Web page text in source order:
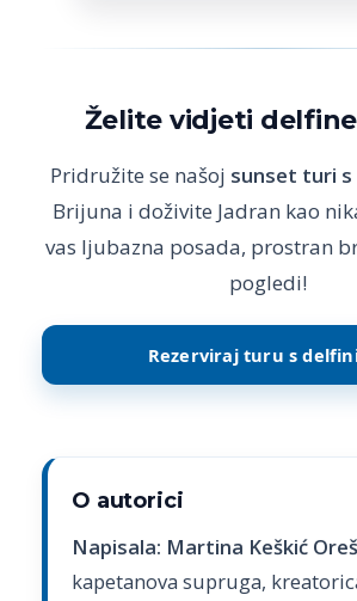
Želite vidjeti
Pridružite se našoj sunset turi
Brijuna i doživite Jadran kao
vas ljubazna posada, prostran
pogledi!
Rezerviraj turu s
O autorici
Napisala: Martina Keškić
kapetanova supruga,